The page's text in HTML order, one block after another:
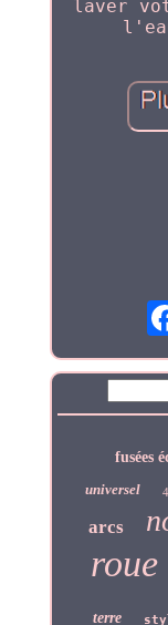
laver
fusées
universel
arcs
roue
terre